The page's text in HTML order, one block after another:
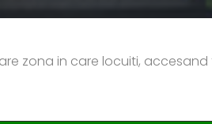
zona in care locuiti,